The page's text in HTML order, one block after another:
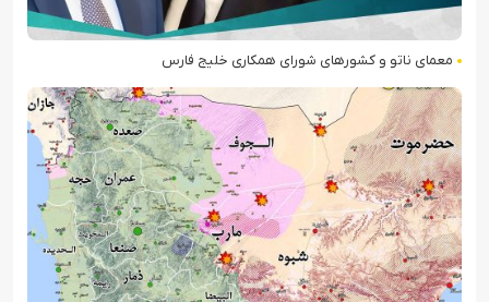
معمای ناتو و کشورهای شورای همکاری خلیج فارس